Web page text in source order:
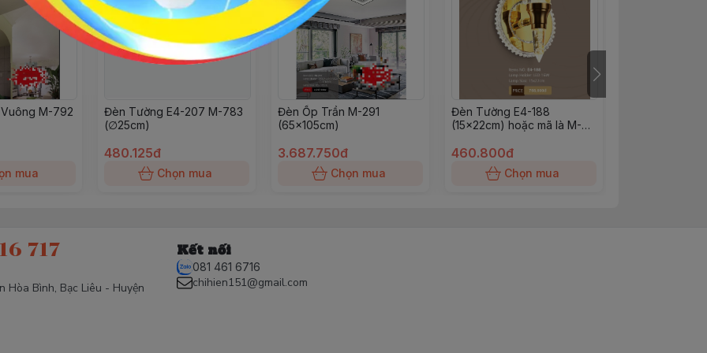
M-792
mua
Đèn Tường E4-207 M-783
(∅25cm)
480.125đ
Chọn mua
Đèn Ốp Trần M-291
(65x105cm)
3.687.750đ
Chọn mua
Đèn Tường E4-188
(15x22cm) hoặc mã là M-
460.800đ
Chọn mua
717
Hòa Bình, Bạc Liêu - Huyện
Kết nối
081 461 6716
chihien151@gmail.com